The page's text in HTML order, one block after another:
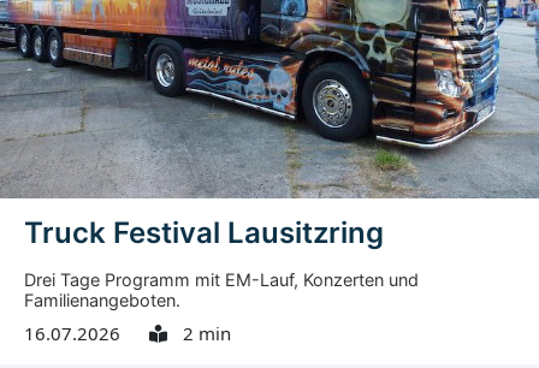
Medikamente ins Görlitzer Klinikum zu bringen. Vor Ort
wurde ihm nach Angaben der Stadt schnell klar, dass an
vielen Stellen Hilfe nötig war. Noch auf der Rückreise
kümmerte er sich um ein Soforthilfeprogramm mit
einem...
Truck Festival Lausitzring
Drei Tage Programm mit EM-Lauf, Konzerten und
Familienangeboten.
16.07.2026 2 min